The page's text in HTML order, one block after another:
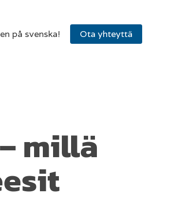
på svenska! Ota yhteyttä
millä